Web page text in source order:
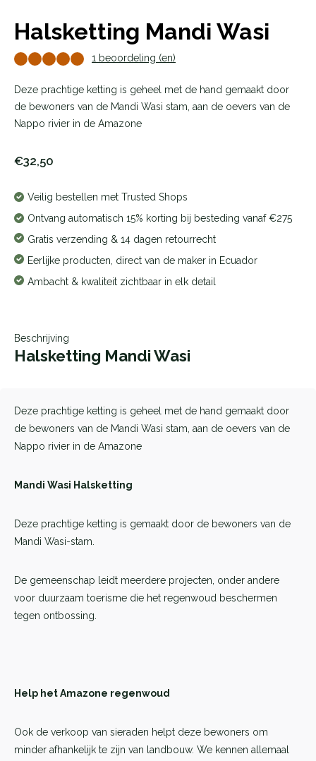
Halsketting Mandi Wasi
1 beoordeling (en)
Deze prachtige ketting is geheel met de hand gemaakt door
de bewoners van de Mandi Wasi stam, aan de oevers van de
Nappo rivier in de Amazone
€32,50
Veilig bestellen met Trusted Shops
Ontvang automatisch 15% korting bij besteding vanaf €275
Gratis verzending & 14 dagen retourrecht
Eerlijke producten, direct van de maker in Ecuador
Ambacht & kwaliteit zichtbaar in elk detail
Beschrijving
Halsketting Mandi Wasi
Deze prachtige ketting is geheel met de hand gemaakt door
de bewoners van de Mandi Wasi stam, aan de oevers van de
Nappo rivier in de Amazone
Mandi Wasi Halsketting
Deze prachtige ketting is gemaakt door de bewoners van de
Mandi Wasi-stam.
De gemeenschap leidt meerdere projecten, onder andere
voor duurzaam toerisme die het regenwoud beschermen
tegen ontbossing.
Help het Amazone regenwoud
Ook de verkoop van sieraden helpt deze bewoners om
minder afhankelijk te zijn van landbouw. We kennen allemaal